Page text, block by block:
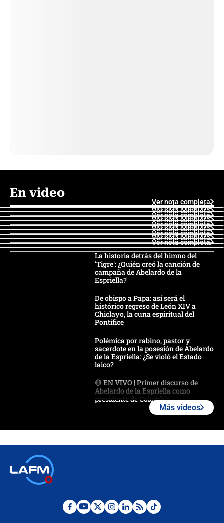
En video
Ver nota completa
Ver nota completa
Ver nota completa
Ver nota completa
Ver nota completa
Ver nota completa
Ver nota completa
Ver nota completa
Ver nota completa
Ver nota completa
La historia detrás del himno del
'Tigre': ¿Quién creó la canción de
campaña de Abelardo de la
Espriella?
De obispo a Papa: así será el
histórico regreso de León XIV a
Chiclayo, la cuna espiritual del
Pontífice
Polémica por rabino, pastor y
sacerdote en la posesión de Abelardo
de la Espriella: ¿Se violó el Estado
laico?
🔴 EN VIVO | Primer discurso de
Abelardo de la Espriella como
presidente de Colombia
Desde dermatitis hasta infecciones:
Más videos